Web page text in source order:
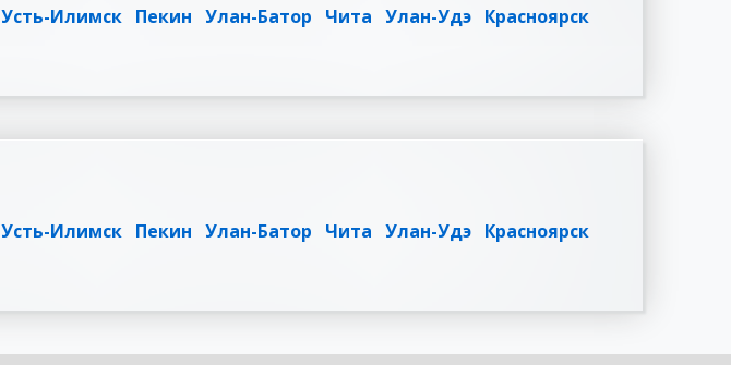
Усть-Илимск Пекин Улан-Батор Чита Улан-Удэ Красноярск
Усть-Илимск Пекин Улан-Батор Чита Улан-Удэ Красноярск